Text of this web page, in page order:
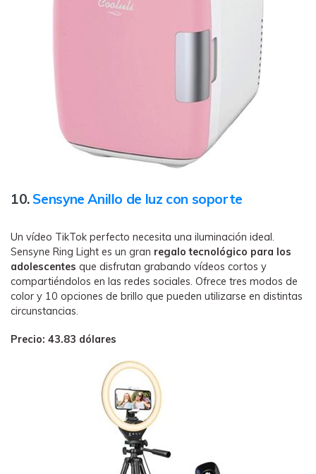
10.Sensyne Anillo de luz con soporte
Un vídeo TikTok perfecto necesita una iluminación ideal.
Sensyne Ring Light es un gran regalo tecnológico para los
adolescentes que disfrutan grabando vídeos cortos y
compartiéndolos en las redes sociales. Ofrece tres modos de
color y 10 opciones de brillo que pueden utilizarse en distintas
circunstancias.
Precio: 43.83 dólares